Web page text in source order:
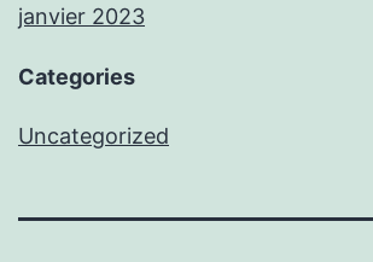
janvier 2023
Categories
Uncategorized